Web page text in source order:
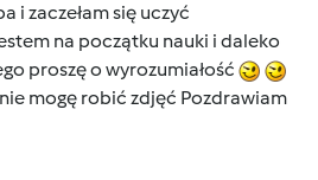
i zaczełam się uczyć
na początku nauki i daleko
proszę o wyrozumiałość
mogę robić zdjęć Pozdrawiam